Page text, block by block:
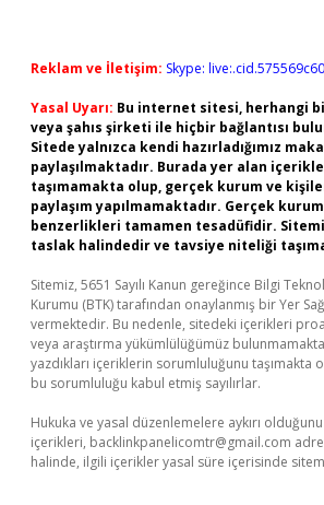
Reklam ve İletişim: Skype:
Yasal Uyarı: Bu internet sitesi, herhangi
veya şahıs şirketi ile hiçbir bağlantısı
Sitede yalnızca kendi hazırladığımız
paylaşılmaktadır. Burada yer alan
taşımamakta olup, gerçek kurum ve
paylaşım yapılmamaktadır. Gerçek
benzerlikleri tamamen tesadüfidir.
taslak halindedir ve tavsiye niteliği
Sitemiz, 5651 Sayılı Kanun gereğince Bilgi
Kurumu (BTK) tarafından onaylanmış bir Yer
vermektedir. Bu nedenle, sitedeki içerikleri
veya araştırma yükümlülüğümüz
yazdıkları içeriklerin sorumluluğunu taşımakta
bu sorumluluğu kabul etmiş sayılırlar.
Hukuka ve yasal düzenlemelere aykırı
içerikleri, backlinkpanelicomtr@gmail.com
halinde, ilgili içerikler yasal süre içerisinde